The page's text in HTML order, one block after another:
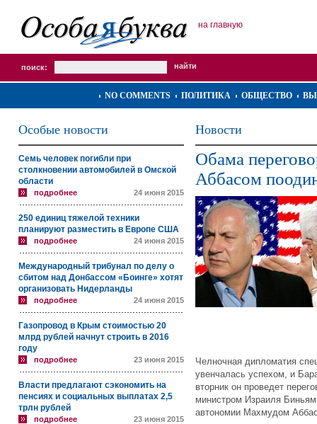
на главную
поиск:
NO COMMENTS ПОЛИТИКА ОБЩЕСТВО
Особые новости
Семь человек погибли при
столкновении автомобилей в Омской
области
подробнее 24 июня 2015
250 единиц тяжелой техники
планируют разместить в Европе США
подробнее 24 июня 2015
Международный трибунал по делу о
сбитом над Донбассом «Боинге» хотят
организовать Нидерланды
подробнее 24 июня 2015
Газопровод в Крым стоимостью 20
млрд рублей начнут строить в 2016
году
подробнее 23 июня 2015
Власти предлагают сэкономить на
пенсиях и социальных выплатах 2,5
трлн рублей
подробнее 23 июня 2015
Новости
Обама
Аббасом
Челночная дипломатия
увенчалась успехом, и
вторник он проведет
министром Израиля
автономии Махмудом